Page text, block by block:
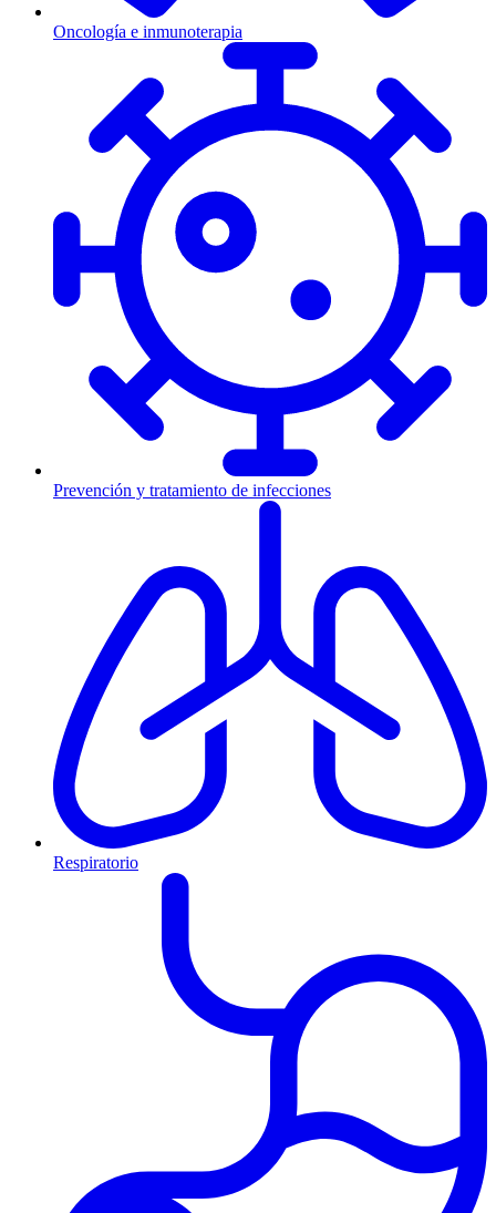
Oncología e inmunoterapia
Prevención y tratamiento de infecciones
Respiratorio